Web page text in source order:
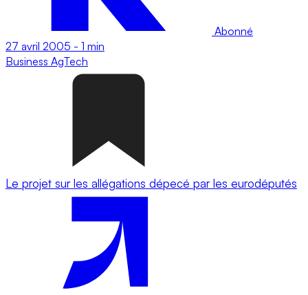
Abonné
27 avril 2005 - 1 min
Business AgTech
Le projet sur les allégations dépecé par les eurodéputés